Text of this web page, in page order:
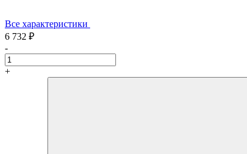
Все характеристики
6 732 ₽
-
+